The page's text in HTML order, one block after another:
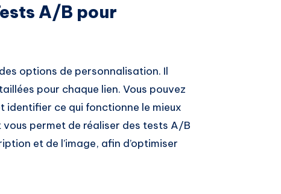
A/B pour
options de personnalisation. Il
pour chaque lien. Vous pouvez
identifier ce qui fonctionne le mieux
vous permet de réaliser des tests A/B
et de l’image, afin d’optimiser